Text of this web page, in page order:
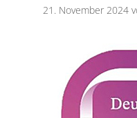
21. November 2024